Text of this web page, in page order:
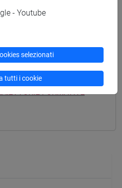
FORMATIVE
- Youtube
selezionati
tutti i cookie